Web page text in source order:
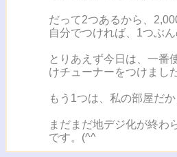
だって2つあるから、
自分でつければ、1つぶ
とりあえず今日は、一番
けチューナーをつけまし
もう1つは、私の部屋だ
まだまだ地デジ化が終わ
です。(^^ゞ